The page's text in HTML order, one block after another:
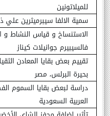
للميلاتونين
سمية الالفا سيبرميثرين علي
الاستنساخ و قياس النشاط و
فالسيبيرم جوانيلات كيناز
تقييم بعض بقايا المعادن
بحيرة البرلس، مصر
دراسة لبعض بقايا السموم
العربية السعودية